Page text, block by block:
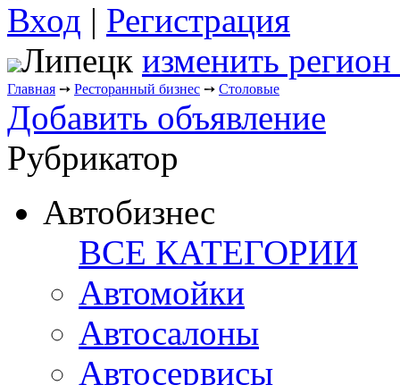
Вход | Регистрация
Липецк изменить регион
Главная ➙ Ресторанный бизнес ➙ Столовые
Добавить объявление
Рубрикатор
Автобизнес
ВСЕ КАТЕГОРИИ
Автомойки
Автосалоны
Автосервисы